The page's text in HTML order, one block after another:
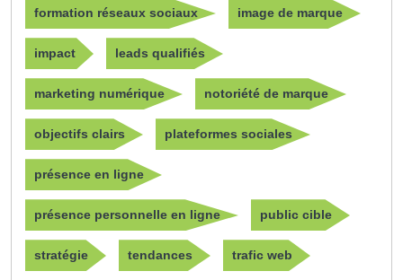
formation réseaux sociaux image de marque
impact leads qualifiés
marketing numérique notoriété de marque
objectifs clairs plateformes sociales
présence en ligne
présence personnelle en ligne public cible
stratégie tendances trafic web